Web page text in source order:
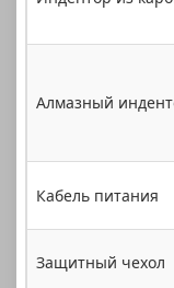
Алмазный
Кабель питания
Защитный чехол